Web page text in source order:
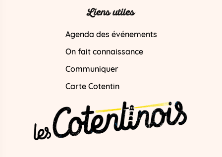
Liens utiles
Agenda des événements
On fait connaissance
Communiquer
Carte Cotentin